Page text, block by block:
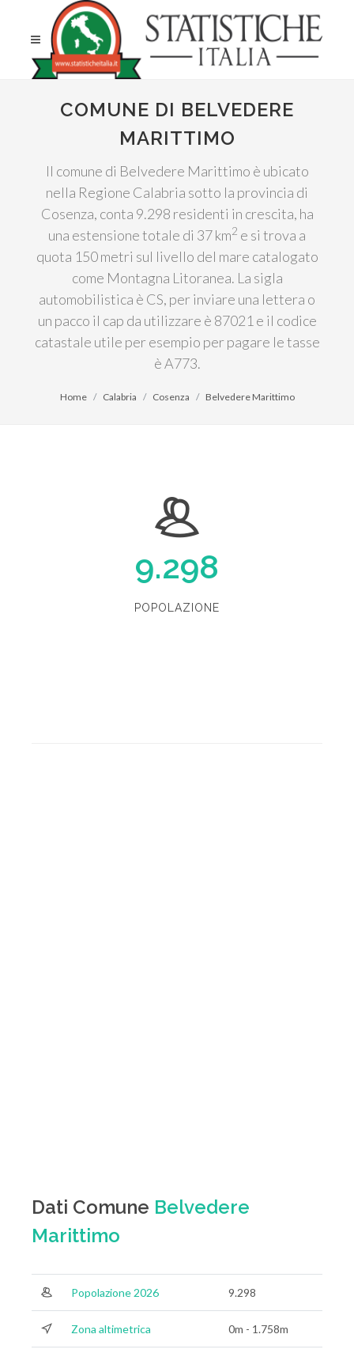
COMUNE DI BELVEDERE
MARITTIMO
Il comune di Belvedere Marittimo è ubicato
nella Regione Calabria sotto la provincia di
Cosenza, conta 9.298 residenti in crescita, ha
una estensione totale di 37 km2 e si trova a
quota 150 metri sul livello del mare catalogato
come Montagna Litoranea. La sigla
automobilistica è CS, per inviare una lettera o
un pacco il cap da utilizzare è 87021 e il codice
catastale utile per esempio per pagare le tasse
è A773.
Home Calabria Cosenza Belvedere Marittimo
9.298
POPOLAZIONE
Dati Comune Belvedere
Marittimo
Popolazione 2026 9.298
Zona altimetrica 0m - 1.758m